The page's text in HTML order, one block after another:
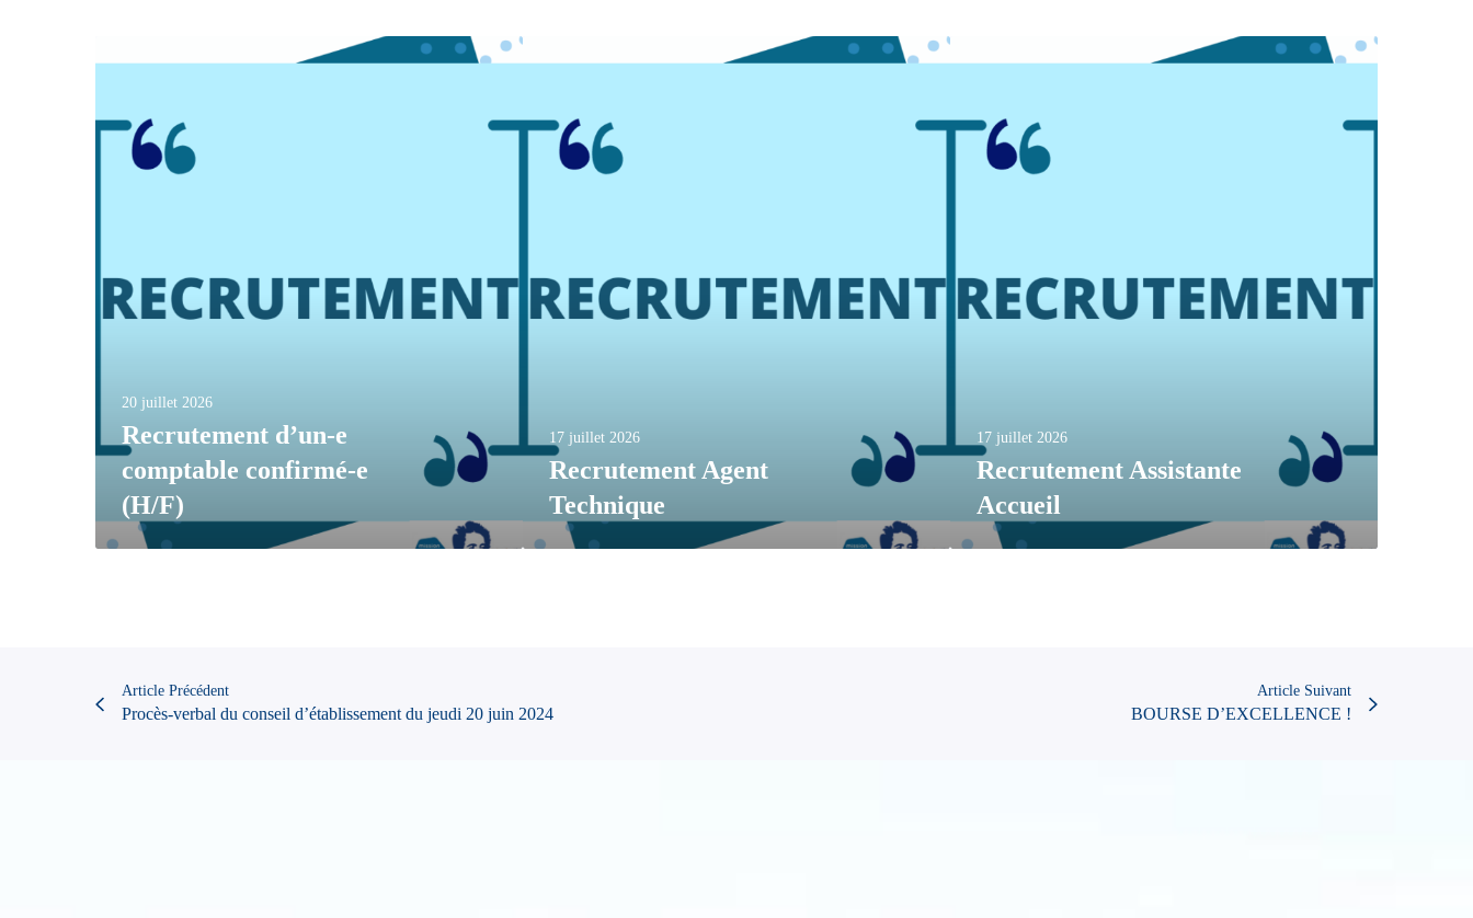
20 juillet 2026
Recrutement d’un-e
comptable confirmé-e
(H/F)
17 juillet 2026
Recrutement Agent
Technique
17 juillet 2026
Recrutement Assistante
Accueil
Article Précédent
Procès-verbal du conseil d’établissement du jeudi 20 juin 2024
Article Suivant
BOURSE D’EXCELLENCE !